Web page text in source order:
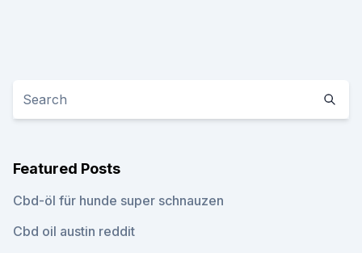
Featured Posts
Cbd-öl für hunde super schnauzen
Cbd oil austin reddit